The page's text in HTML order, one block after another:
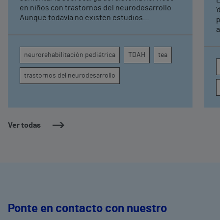
Ver todas
pediátrica de Vithas
en niños con trastornos del neurodesarrollo
Aunque todavía no existen estudios
atención, la regulación emocional y la
conducta
neurorehabilitación pediátrica TDAH tea
trastornos del neurodesarrollo
Ponte en contacto con nuestro